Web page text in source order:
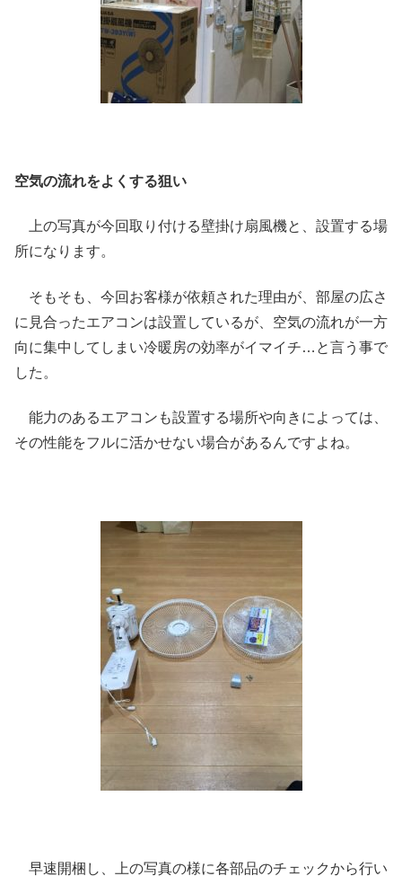
空気の流れをよくする狙い
上の写真が今回取り付ける壁掛け扇風機と、設置する場
所になります。
そもそも、今回お客様が依頼された理由が、部屋の広さ
に見合ったエアコンは設置しているが、空気の流れが一方
向に集中してしまい冷暖房の効率がイマイチ…と言う事で
した。
能力のあるエアコンも設置する場所や向きによっては、
その性能をフルに活かせない場合があるんですよね。
早速開梱し、上の写真の様に各部品のチェックから行い